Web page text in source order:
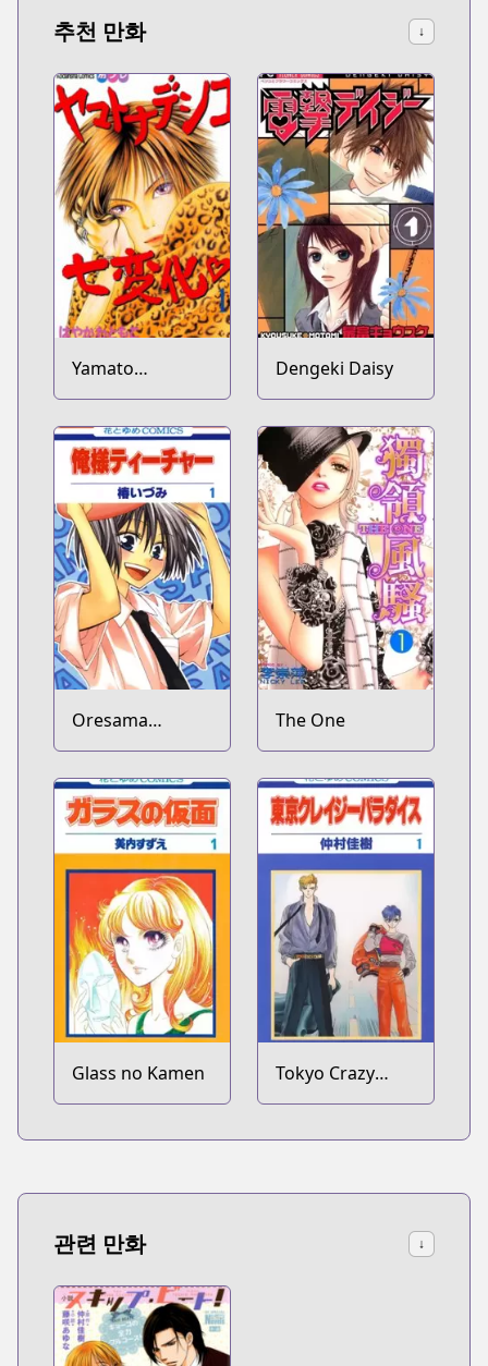
추천 만화 ↓
Yamato
Nadeshiko
Shichihenge♥
Dengeki Daisy
Oresama
Teacher
The One
Glass no Kamen
Tokyo Crazy
Paradise
관련 만화 ↓